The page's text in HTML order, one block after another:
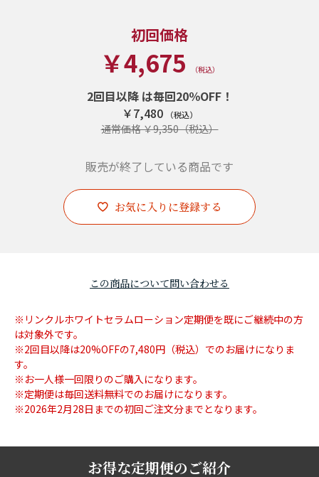
初回価格
￥4,675
2回目以降
￥7,480
お気に入りに登録する
販売が終了している商品です
この商品について問い合わせる
※リンクルホワイトセラムローション定期便を既にご継続中の方
は対象外です。
※2回目以降は20%OFFの7,480円（税込）でのお届けになりま
す。
※お一人様一回限りのご購入になります。
※定期便は毎回送料無料でのお届けになります。
※2026年2月28日までの初回ご注文分までとなります。
お得な定期便のご紹介